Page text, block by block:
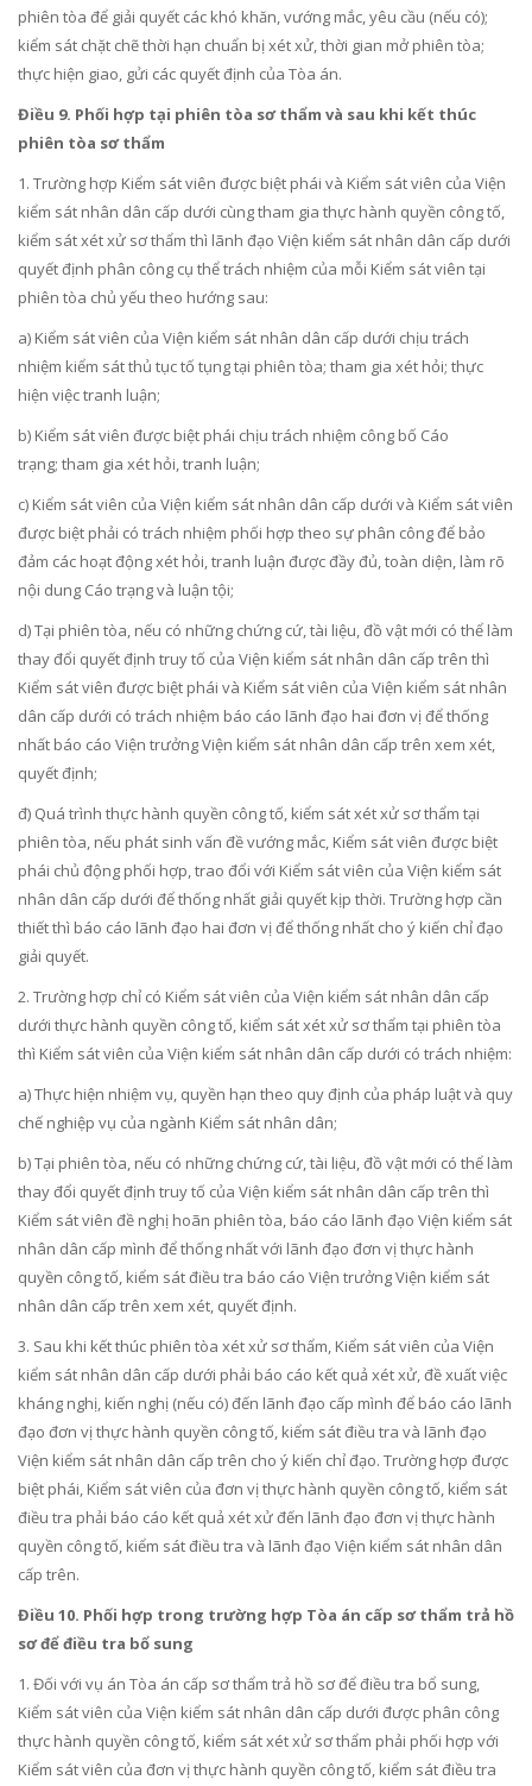
phiên tòa để giải quyết các khó khăn, vướng mắc, yêu cầu (nếu có);
kiểm sát chặt chẽ thời hạn chuẩn bị xét xử, thời gian mở phiên tòa;
thực hiện giao, gửi các quyết định của Tòa án.
Điều 9. Phối hợp tại phiên tòa sơ thẩm và sau khi kết thúc
phiên tòa sơ thẩm
1. Trường hợp Kiểm sát viên được biệt phái và Kiểm sát viên của Viện
kiểm sát nhân dân cấp dưới cùng tham gia thực hành quyền công tố,
kiểm sát xét xử sơ thẩm thì lãnh đạo Viện kiểm sát nhân dân cấp dưới
quyết định phân công cụ thể trách nhiệm của mỗi Kiểm sát viên tại
phiên tòa chủ yếu theo hướng sau:
a) Kiểm sát viên của Viện kiểm sát nhân dân cấp dưới chịu trách
nhiệm kiểm sát thủ tục tố tụng tại phiên tòa; tham gia xét hỏi; thực
hiện việc tranh luận;
b) Kiểm sát viên được biệt phái chịu trách nhiệm công bố Cáo
trạng; tham gia xét hỏi, tranh luận;
c) Kiểm sát viên của Viện kiểm sát nhân dân cấp dưới và Kiểm sát viên
được biệt phải có trách nhiệm phối hợp theo sự phân công để bảo
đảm các hoạt động xét hỏi, tranh luận được đầy đủ, toàn diện, làm rõ
nội dung Cáo trạng và luận tội;
d) Tại phiên tòa, nếu có những chứng cứ, tài liệu, đồ vật mới có thể làm
thay đổi quyết định truy tố của Viện kiểm sát nhân dân cấp trên thì
Kiểm sát viên được biệt phái và Kiểm sát viên của Viện kiểm sát nhân
dân cấp dưới có trách nhiệm báo cáo lãnh đạo hai đơn vị để thống
nhất báo cáo Viện trưởng Viện kiểm sát nhân dân cấp trên xem xét,
quyết định;
đ) Quá trình thực hành quyền công tố, kiểm sát xét xử sơ thẩm tại
phiên tòa, nếu phát sinh vấn đề vướng mắc, Kiểm sát viên được biệt
phái chủ động phối hợp, trao đổi với Kiểm sát viên của Viện kiểm sát
nhân dân cấp dưới để thống nhất giải quyết kịp thời. Trường hợp cần
thiết thì báo cáo lãnh đạo hai đơn vị để thống nhất cho ý kiến chỉ đạo
giải quyết.
2. Trường hợp chỉ có Kiểm sát viên của Viện kiểm sát nhân dân cấp
dưới thực hành quyền công tố, kiểm sát xét xử sơ thẩm tại phiên tòa
thì Kiểm sát viên của Viện kiểm sát nhân dân cấp dưới có trách nhiệm:
a) Thực hiện nhiệm vụ, quyền hạn theo quy định của pháp luật và quy
chế nghiệp vụ của ngành Kiểm sát nhân dân;
b) Tại phiên tòa, nếu có những chứng cứ, tài liệu, đồ vật mới có thể làm
thay đổi quyết định truy tố của Viện kiểm sát nhân dân cấp trên thì
Kiểm sát viên đề nghị hoãn phiên tòa, báo cáo lãnh đạo Viện kiểm sát
nhân dân cấp mình để thống nhất với lãnh đạo đơn vị thực hành
quyền công tố, kiểm sát điều tra báo cáo Viện trưởng Viện kiểm sát
nhân dân cấp trên xem xét, quyết định.
3. Sau khi kết thúc phiên tòa xét xử sơ thẩm, Kiểm sát viên của Viện
kiểm sát nhân dân cấp dưới phải báo cáo kết quả xét xử, đềxuất việc
kháng nghị, kiến nghị (nếu có) đến lãnh đạo cấp mình để báo cáo lãnh
đạo đơn vị thực hành quyền công tố, kiểm sát điều tra và lãnh đạo
Viện kiểm sát nhân dân cấp trên cho ý kiến chỉ đạo. Trường hợp được
biệt phái, Kiểm sát viên của đơn vị thực hành quyền công tố, kiểm sát
điều tra phải báo cáo kết quả xét xử đến lãnh đạo đơn vị thực hành
quyền công tố, kiểm sát điều tra và lãnh đạo Viện kiểm sát nhân dân
cấp trên.
Điều 10. Phối hợp trong trường hợp Tòa án cấp sơ thẩm trả hồ
sơ để điều tra bổ sung
1. Đối với vụ án Tòa án cấp sơ thẩm trả hồ sơ để điều tra bổ sung,
Kiểm sát viên của Viện kiểm sát nhân dân cấp dưới được phân công
thực hành quyền công tố, kiểm sát xét xử sơ thẩm phải phối hợp với
Kiểm sát viên của đơn vị thực hành quyền công tố, kiểm sát điều tra